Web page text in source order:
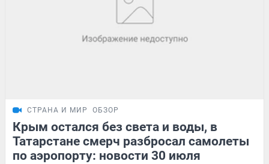
СТРАНА И МИР ОБЗОР
Крым остался без света и воды, в
Татарстане смерч разбросал самолеты
по аэропорту: новости 30 июля